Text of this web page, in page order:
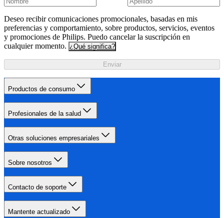
Deseo recibir comunicaciones promocionales, basadas en mis
preferencias y comportamiento, sobre productos, servicios, eventos
y promociones de Philips. Puedo cancelar la suscripción en
cualquier momento. ¿Qué significa?
Enviar
Productos de consumo
Profesionales de la salud
Otras soluciones empresariales
Sobre nosotros
Contacto de soporte
Mantente actualizado